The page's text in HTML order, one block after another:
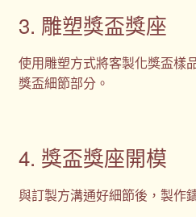
3. 雕塑獎盃獎座
使用雕塑方式將客製化獎盃樣
獎盃細節部分。
4. 獎盃獎座開模
與訂製方溝通好細節後，製作